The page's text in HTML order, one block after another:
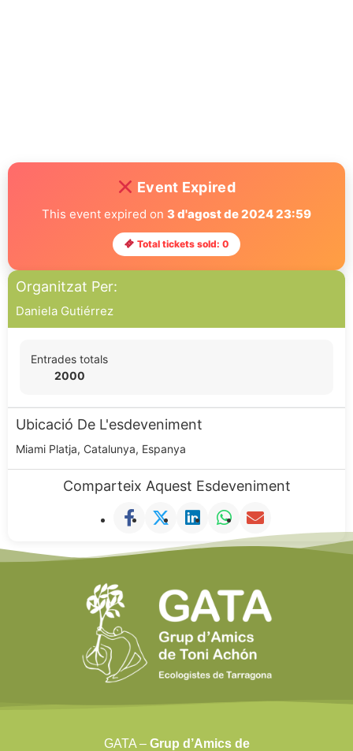
Event Expired
This event expired on 3 d'agost de 2024 23:59
Total tickets sold: 0
Organitzat Per:
Daniela Gutiérrez
Entrades totals
2000
Ubicació De L'esdeveniment
Miami Platja, Catalunya, Espanya
Comparteix Aquest Esdeveniment
GATA – Grup d’Amics de